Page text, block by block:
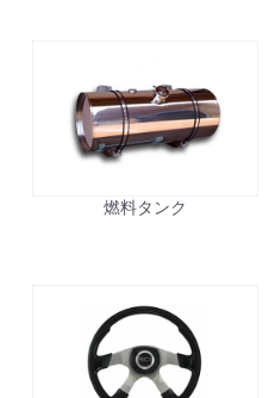
燃料タンク